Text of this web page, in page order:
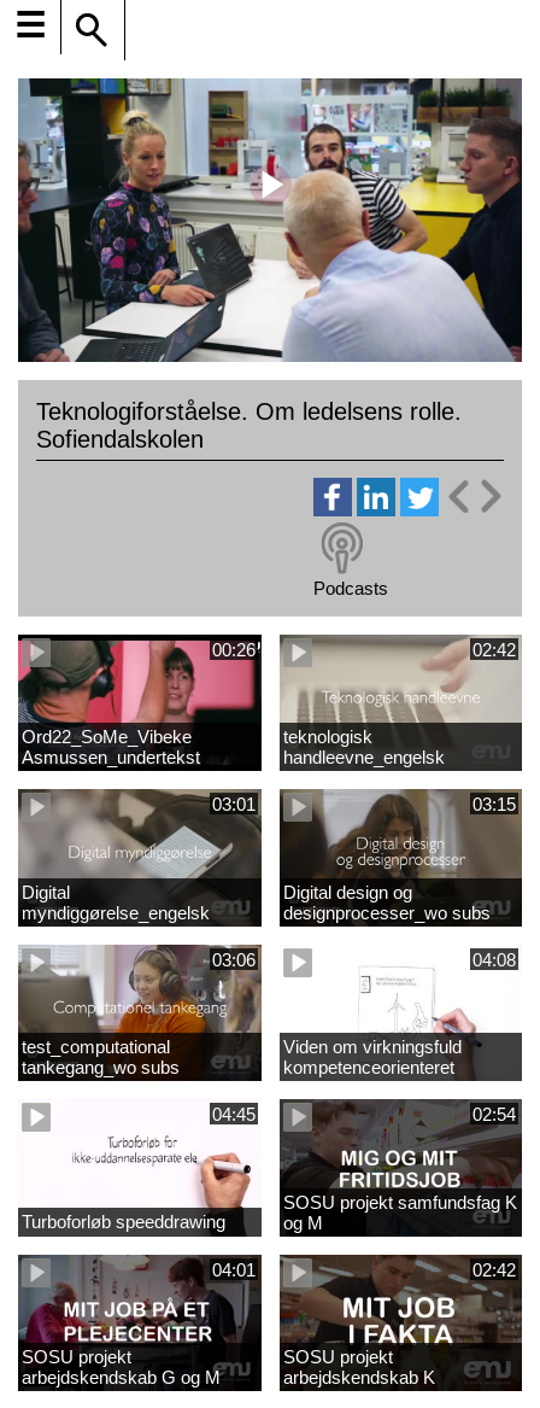
☰
Teknologiforståelse. Om ledelsens rolle.
Sofiendalskolen
Podcasts
00:26
Ord22_SoMe_Vibeke
Asmussen_undertekst
02:42
teknologisk
handleevne_engelsk
03:01
Digital
myndiggørelse_engelsk
03:15
Digital design og
designprocesser_wo subs
03:06
test_computational
tankegang_wo subs
04:08
Viden om virkningsfuld
kompetenceorienteret
naturfagsundervisning
04:45
Turboforløb speeddrawing
02:54
SOSU projekt samfundsfag K
og M
04:01
SOSU projekt
arbejdskendskab G og M
02:42
SOSU projekt
arbejdskendskab K